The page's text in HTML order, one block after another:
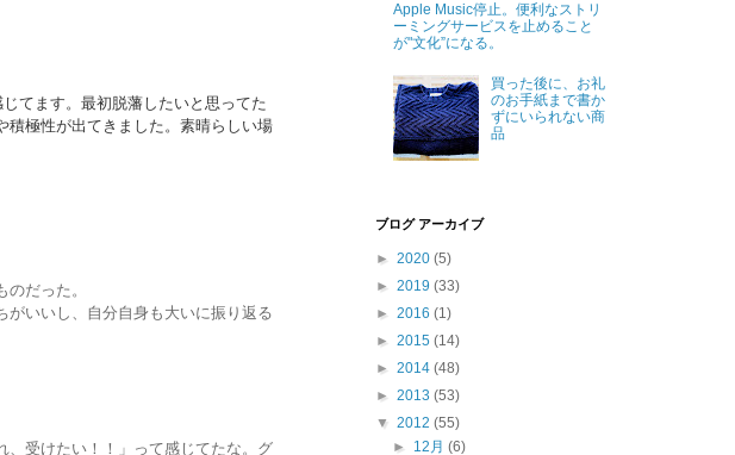
てます。 最初脱藩したいと思ってた
積極性が出てきました。 素晴らしい場
だった。
がいいし、自分自身も大いに振り返る
、受けたい！！」って感じてたな。グ
Apple Music停止。便利なストリ
ーミングサービスを止めること
が"文化”になる。
買った後に、お礼
のお手紙まで書か
ずにいられない商
品
ブログ アーカイブ
► 2020 (5)
► 2019 (33)
► 2016 (1)
► 2015 (14)
► 2014 (48)
► 2013 (53)
▼ 2012 (55)
► 12月(6)